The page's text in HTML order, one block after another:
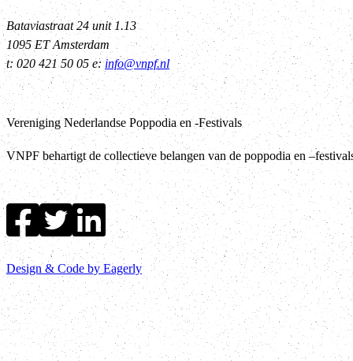
Bataviastraat 24 unit 1.13
1095 ET Amsterdam
t: 020 421 50 05 e:info@vnpf.nl
Vereniging Nederlandse Poppodia en -Festivals
VNPF behartigt de collectieve belangen van de poppodia en
Design & Code by Eagerly